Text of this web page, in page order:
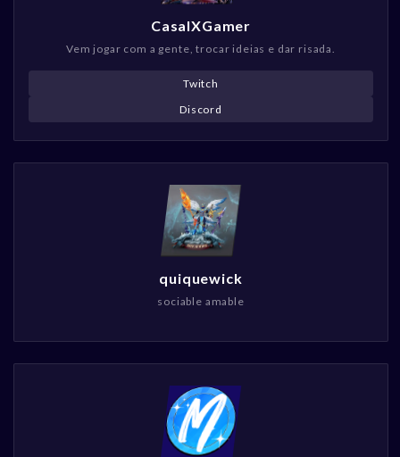
CasalXGamer
Vem jogar com a gente, trocar ideias e dar risada.
Twitch
Discord
quiquewick
sociable amable